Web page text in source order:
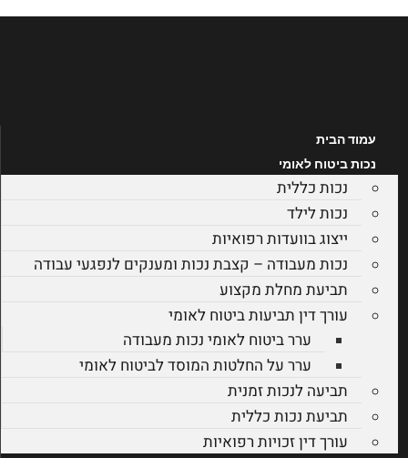
עמוד הבית
נכות ביטוח לאומי
נכות כללית
נכות לילד
ייצוג בוועדות רפואיות
נכות מעבודה – קצבת נכות ומענקים לנפגעי עבודה
תביעת מחלת מקצוע
עורך דין תביעות ביטוח לאומי
ערר ביטוח לאומי נכות מעבודה
ערר על החלטות המוסד לביטוח לאומי
תביעה לנכות זמנית
תביעת נכות כללית
עורך דין זכויות רפואיות